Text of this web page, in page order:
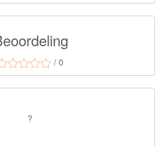
/ 0
?